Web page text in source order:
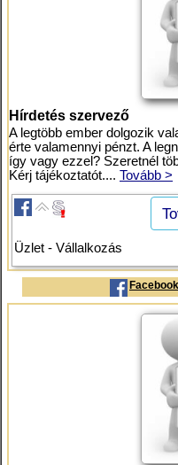
Hírdetés szervező
A legtöbb ember dolgozik
érte valamennyi pénzt. A
így vagy ezzel? Szeretnél
Kérj tájékoztatót.... Tovább >
Üzlet - Vállalkozás